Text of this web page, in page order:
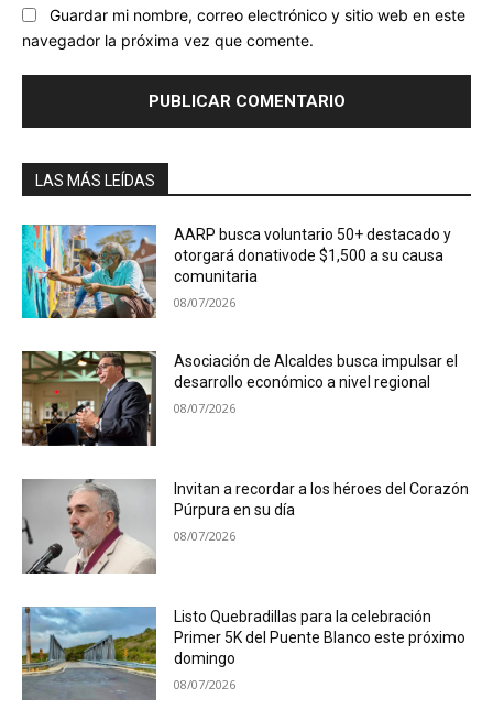
Guardar mi nombre, correo electrónico y sitio web en este
navegador la próxima vez que comente.
LAS MÁS LEÍDAS
AARP busca voluntario 50+ destacado y
otorgará donativode $1,500 a su causa
comunitaria
08/07/2026
Asociación de Alcaldes busca impulsar el
desarrollo económico a nivel regional
08/07/2026
Invitan a recordar a los héroes del Corazón
Púrpura en su día
08/07/2026
Listo Quebradillas para la celebración
Primer 5K del Puente Blanco este próximo
domingo
08/07/2026